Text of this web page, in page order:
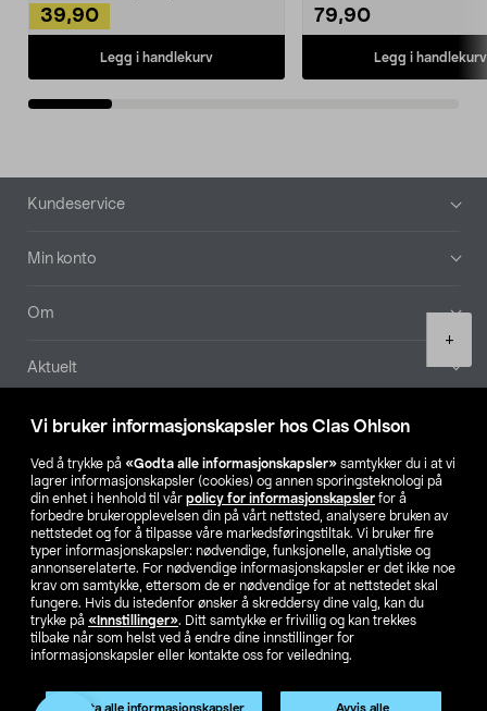
Vi bruker informasjonskapsler hos Clas Ohlson
Ved å trykke på «Godta alle informasjonskapsler» samtykker du i at vi
lagrer informasjonskapsler (cookies) og annen sporingsteknologi på
din enhet i henhold til vår policy for informasjonskapsler for å
forbedre brukeropplevelsen din på vårt nettsted, analysere bruken av
nettstedet og for å tilpasse våre markedsføringstiltak. Vi bruker fire
typer informasjonskapsler: nødvendige, funksjonelle, analytiske og
annonserelaterte. For nødvendige informasjonskapsler er det ikke noe
krav om samtykke, ettersom de er nødvendige for at nettstedet skal
fungere. Hvis du istedenfor ønsker å skreddersy dine valg, kan du
trykke på «Innstillinger». Ditt samtykke er frivillig og kan trekkes
tilbake når som helst ved å endre dine innstillinger for
informasjonskapsler eller kontakte oss for veiledning.
Godta alle informasjonskapsler Avvis alle
+
39,90
Legg i handlekurv
79,90
Legg i handlekurv
Bunntekst
Kundeservice
Min konto
Om
Aktuelt
Våre selskaper
Finn din butikk
SE NO FI
Endre til priser ekskl. moms